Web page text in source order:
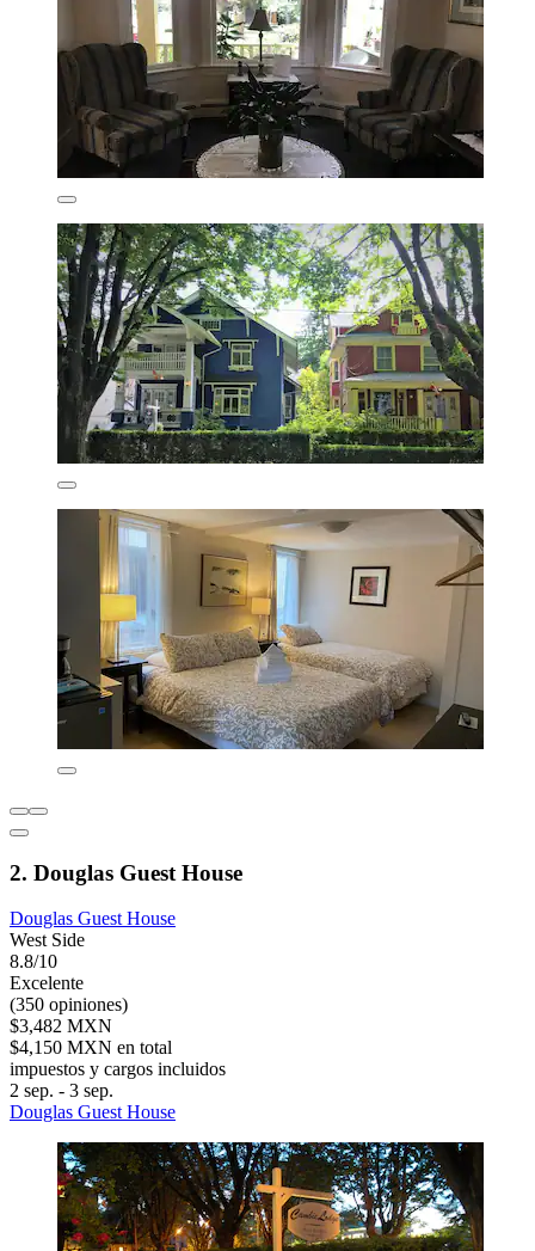
2. Douglas Guest House
Douglas Guest House
West Side
8.8/10
Excelente
(350 opiniones)
$3,482 MXN
$4,150 MXN en total
impuestos y cargos incluidos
2 sep. - 3 sep.
Douglas Guest House